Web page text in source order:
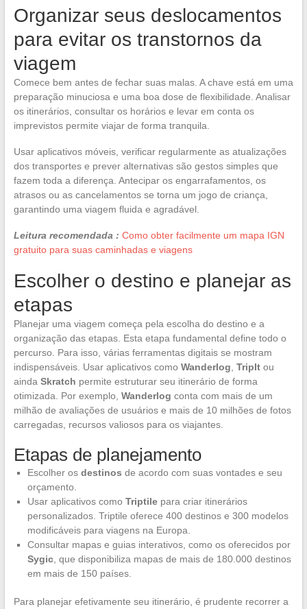
Organizar seus deslocamentos
para evitar os transtornos da
viagem
Comece bem antes de fechar suas malas. A chave está em uma
preparação minuciosa e uma boa dose de flexibilidade. Analisar
os itinerários, consultar os horários e levar em conta os
imprevistos permite viajar de forma tranquila.
Usar aplicativos móveis, verificar regularmente as atualizações
dos transportes e prever alternativas são gestos simples que
fazem toda a diferença. Antecipar os engarrafamentos, os
atrasos ou as cancelamentos se torna um jogo de criança,
garantindo uma viagem fluida e agradável.
Leitura recomendada : Como obter facilmente um mapa IGN
gratuito para suas caminhadas e viagens
Escolher o destino e planejar as
etapas
Planejar uma viagem começa pela escolha do destino e a
organização das etapas. Esta etapa fundamental define todo o
percurso. Para isso, várias ferramentas digitais se mostram
indispensáveis. Usar aplicativos como Wanderlog TripItou
ainda Skratch permite estruturar seu itinerário de forma
otimizada. Por exemplo, Wanderlog conta com mais de um
milhão de avaliações de usuários e mais de 10 milhões de fotos
carregadas, recursos valiosos para os viajantes.
Etapas de planejamento
Escolher os destinos de acordo com suas vontades e seu
orçamento.
Usar aplicativos como Triptilepara criar itinerários
personalizados. Triptile oferece 400 destinos e 300 modelos
modificáveis para viagens na Europa.
Consultar mapas e guias interativos, como os oferecidos por
Sygic, que disponibiliza mapas de mais de 180.000 destinos
em mais de 150 países.
Para planejar efetivamente seu itinerário, é prudente recorrer a